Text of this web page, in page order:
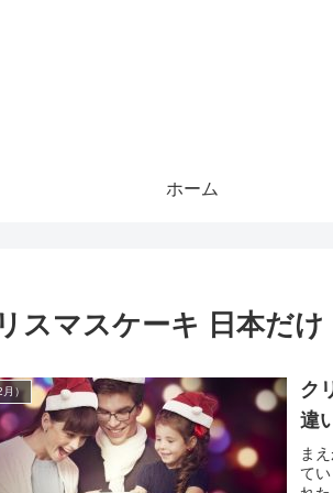
ホーム
スマスケーキ 日本だけ
）
ク
違
ま
て